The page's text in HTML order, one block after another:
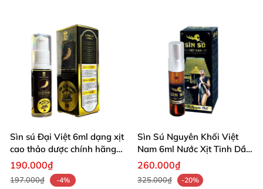
Sìn sú Đại Việt 6ml dạng xịt
cao thảo dược chính hãng
chuẩn nước nguyên chất
190.000₫
197.000₫
-4%
Sìn Sú Nguyên Khối Việt
Nam 6ml Nước Xịt Tinh Dầu
Quyến Rũ
260.000₫
325.000₫
-20%